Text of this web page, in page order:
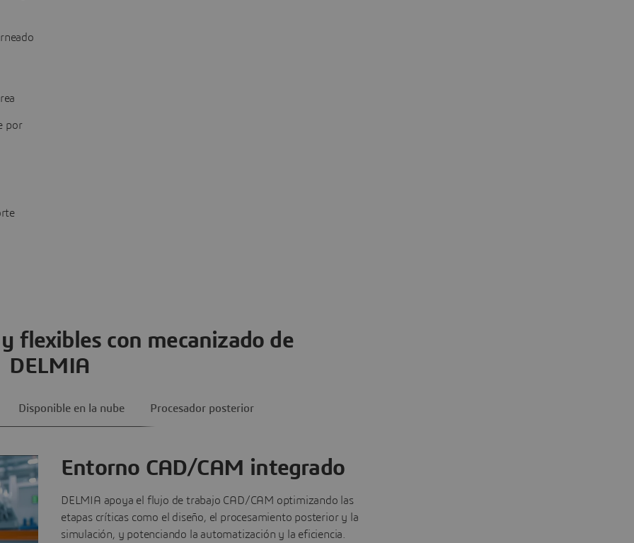
por
flexibles con mecanizado de
DELMIA
Disponible en la nube Procesador posterior
Entorno CAD/CAM integrado
DELMIA apoya el flujo de trabajo CAD/CAM optimizando las
etapas críticas como el diseño, el procesamiento posterior y la
simulación, y potenciando la automatización y la eficiencia.